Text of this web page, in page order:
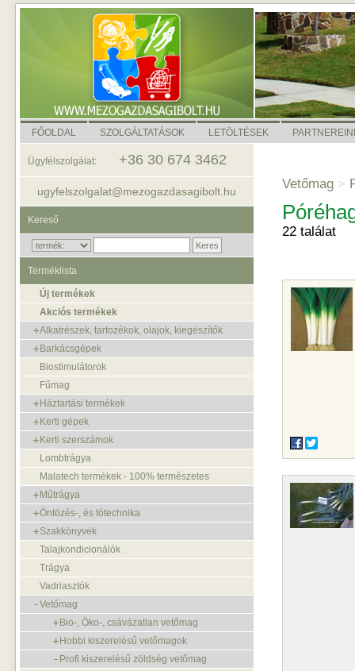
FŐOLDAL SZOLGÁLTATÁSOK LETÖLTÉSEK
Vetőmag >
22 találat
Ügyfélszolgálat: +36 30 674 3462
ugyfelszolgalat@mezogazdasagibolt.hu
Kereső
Terméklista
Új termékek
Akciós termékek
Alkatrészek, tartozékok, olajok, kiegészítők
Barkácsgépek
Biostimulátorok
Fűmag
Háztartási termékek
Kerti gépek
Kerti szerszámok
Lombtrágya
Malatech termékek - 100% természetes
Műtrágya
Öntözés-, és tótechnika
Szakkönyvek
Talajkondicionálók
Trágya
Vadriasztók
Vetőmag
Bio-, Öko-, csávázatlan vetőmag
Hobbi kiszerelésű vetőmagok
Profi kiszerelésű zöldség vetőmag